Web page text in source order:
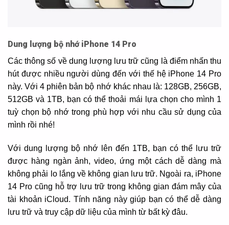
Dung lượng bộ nhớ iPhone 14 Pro
Các thông số về dung lượng lưu trữ cũng là điểm nhấn thu
hút được nhiều người dùng đến với thế hệ iPhone 14 Pro
này. Với 4 phiên bản bộ nhớ khác nhau là: 128GB, 256GB,
512GB và 1TB, bạn có thể thoải mái lựa chọn cho mình 1
tuỳ chọn bộ nhớ trong phù hợp với nhu cầu sử dụng của
mình rồi nhé!
Với dung lượng bộ nhớ lên đến 1TB, bạn có thể lưu trữ
được hàng ngàn ảnh, video, ứng một cách dễ dàng mà
không phải lo lắng về không gian lưu trữ. Ngoài ra, iPhone
14 Pro cũng hỗ trợ lưu trữ trong không gian đám mây của
tài khoản iCloud. Tính năng này giúp bạn có thể dễ dàng
lưu trữ và truy cập dữ liệu của mình từ bất kỳ đâu.